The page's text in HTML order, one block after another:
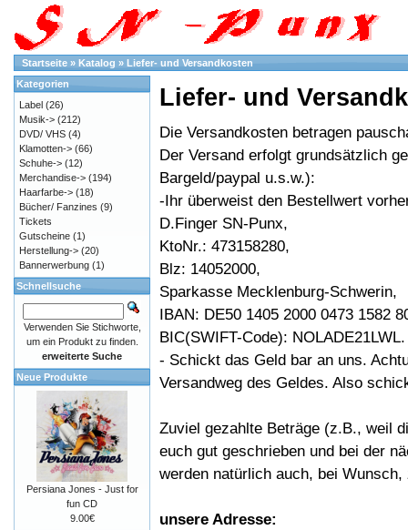
Startseite » Katalog » Liefer- und Versandkosten
Liefer- und
Die Versandkosten betragen
Der Versand erfolgt grundsätzlich
Bargeld/paypal u.s.w.):
-Ihr überweist den Bestellwert
D.Finger SN-Punx,
KtoNr.: 473158280,
Blz: 14052000,
Sparkasse Mecklenburg-Schwerin,
IBAN: DE50 1405 2000 0473 1582
BIC(SWIFT-Code): NOLADE21LWL.
- Schickt das Geld bar an uns.
Versandweg des Geldes. Also
Zuviel gezahlte Beträge (z.B., weil
euch gut geschrieben und bei der
werden natürlich auch, bei
unsere Adresse:
Kategorien
Label (26)
Musik-> (212)
DVD/ VHS (4)
Klamotten-> (66)
Schuhe-> (12)
Merchandise-> (194)
Haarfarbe-> (18)
Bücher/ Fanzines (9)
Tickets
Gutscheine (1)
Herstellung-> (20)
Bannerwerbung (1)
Schnellsuche
Verwenden Sie Stichworte,
um ein Produkt zu finden.
erweiterte Suche
Neue Produkte
Persiana Jones - Just for
fun CD
9.00€